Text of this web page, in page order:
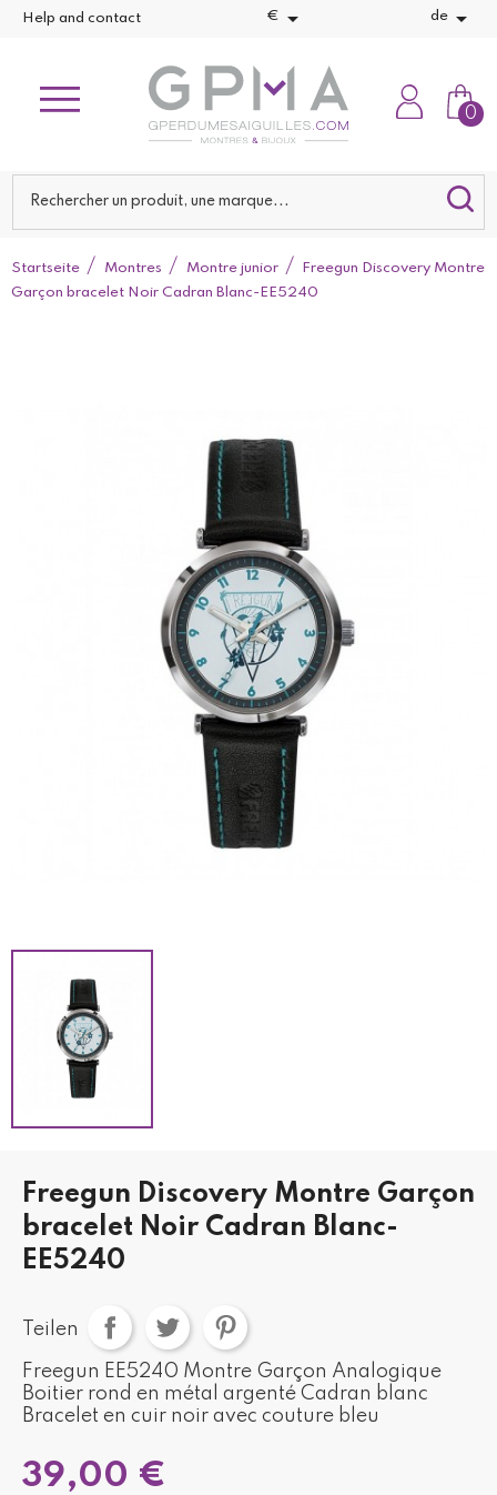
Help and contact €  de 
0
Startseite Montres Montre junior
Freegun Discovery Montre
Garçon bracelet Noir Cadran Blanc-EE5240
Freegun Discovery Montre Garçon
bracelet Noir Cadran Blanc-
EE5240
Teilen
Freegun EE5240 Montre Garçon Analogique
Boitier rond en métal argenté Cadran blanc
Bracelet en cuir noir avec couture bleu
39,00 €